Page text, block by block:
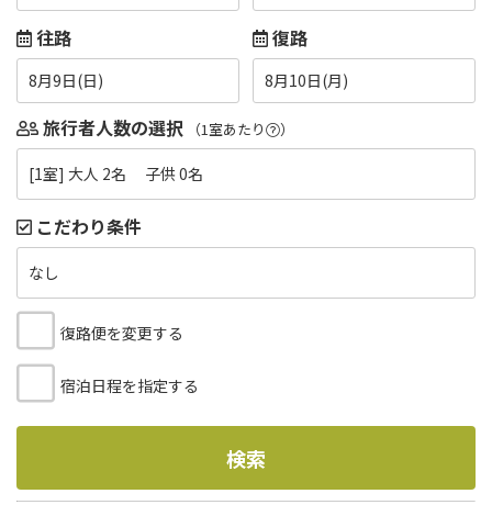
往路
8月9日(日)
復路
8月10日(月)
旅行者人数の選択 （1室あたり ）
[1室] 大人 2名 子供 0名
こだわり条件
なし
復路便を変更する
宿泊日程を指定する
検索